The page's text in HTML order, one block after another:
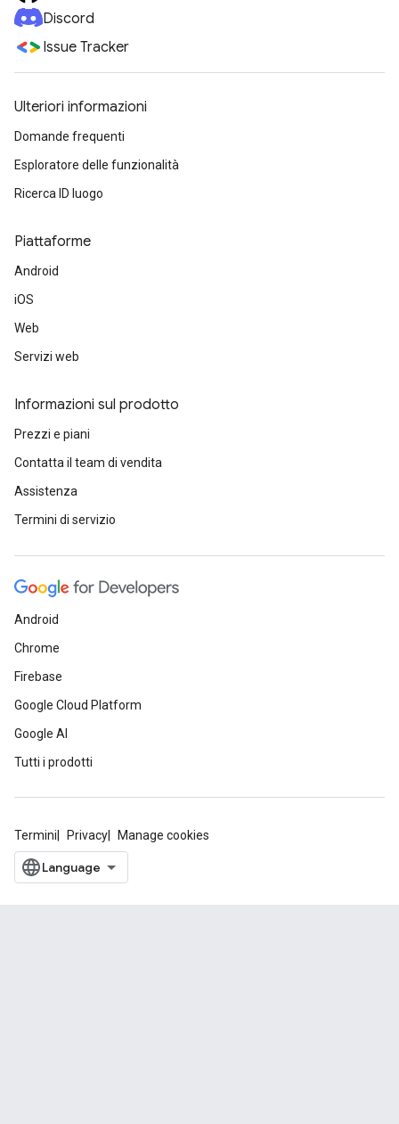
Discord
Issue Tracker
Ulteriori informazioni
Domande frequenti
Esploratore delle funzionalità
Ricerca ID luogo
Piattaforme
Android
iOS
Web
Servizi web
Informazioni sul prodotto
Prezzi e piani
Contatta il team di vendita
Assistenza
Termini di servizio
Android
Chrome
Firebase
Google Cloud Platform
Google AI
Tutti i prodotti
Termini Privacy Manage cookies